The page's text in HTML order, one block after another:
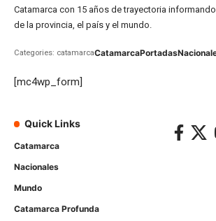
Catamarca con 15 años de trayectoria
de la provincia, el país y el mundo.
Categories: catamarcaCatamarcaPortadas
[mc4wp_form]
Quick Links
Catamarca
Nacionales
Mundo
Catamarca Profunda